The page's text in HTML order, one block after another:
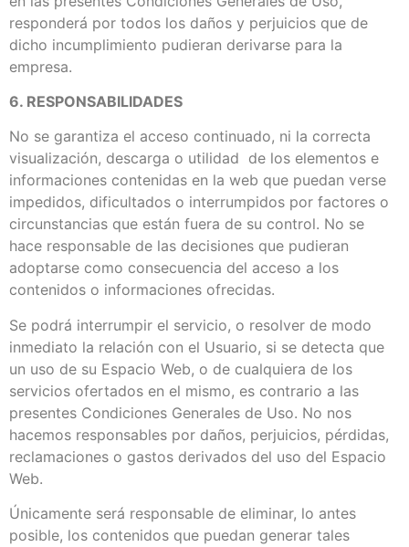
responderá por todos los daños y perjuicios que de
dicho incumplimiento pudieran derivarse para la
empresa.
6. RESPONSABILIDADES
No se garantiza el acceso continuado, ni la correcta
visualización, descarga o utilidad de los elementos e
informaciones contenidas en la web que puedan verse
impedidos, dificultados o interrumpidos por factores o
circunstancias que están fuera de su control. No se
hace responsable de las decisiones que pudieran
adoptarse como consecuencia del acceso a los
contenidos o informaciones ofrecidas.
Se podrá interrumpir el servicio, o resolver de modo
inmediato la relación con el Usuario, si se detecta que
un uso de su Espacio Web, o de cualquiera de los
servicios ofertados en el mismo, es contrario a las
presentes Condiciones Generales de Uso. No nos
hacemos responsables por daños, perjuicios, pérdidas,
reclamaciones o gastos derivados del uso del Espacio
Web.
Únicamente será responsable de eliminar, lo antes
posible, los contenidos que puedan generar tales